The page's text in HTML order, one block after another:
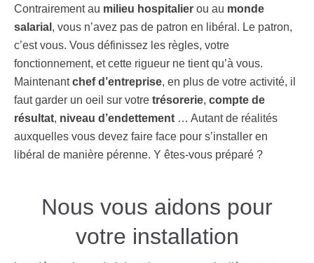
Contrairement au milieu hospitalier ou au monde
salarial , vous n’avez pas de patron en libéral. Le patron,
c’est vous. Vous définissez les règles, votre
fonctionnement, et cette rigueur ne tient qu’à vous.
Maintenantchef d’entreprise, en plus de votre activité, il
faut garder un oeil sur votre trésorerie, compte de
résultat, niveau d’endettement … Autant de réalités
auxquelles vous devez faire face pour s’installer en
libéral de manière pérenne. Y êtes-vous préparé ?
Nous vous aidons pour
votre installation